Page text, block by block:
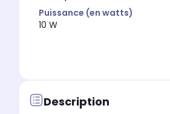
Puissance (en watts)
10 W
Description